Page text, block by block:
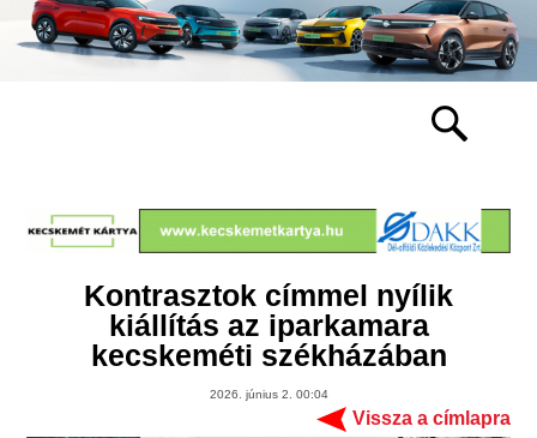
Kontrasztok címmel nyílik
kiállítás az iparkamara
kecskeméti székházában
2026. június 2. 00:04
Vissza a címlapra